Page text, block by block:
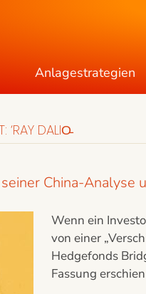
Anlagestrategien
‘RAY DALIO̵
China-
Wenn ein
von einer
Hedgefonds
Fassung